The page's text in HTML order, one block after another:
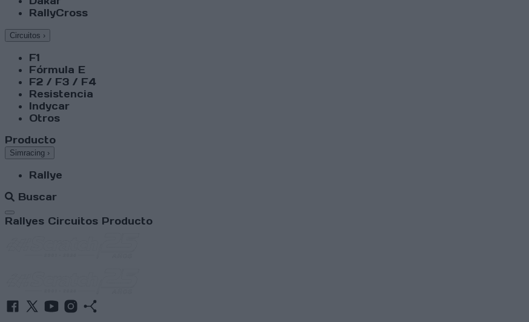
RallyCross
Circuitos ›
F1
Fórmula E
F2 / F3 / F4
Resistencia
Indycar
Otros
Producto
Simracing ›
Rallye
Buscar
Abrir menú
Rallyes Circuitos Producto